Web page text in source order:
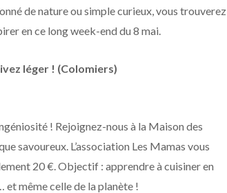
de nature ou simple curieux, vous trouverez
en ce long week-end du 8 mai.
léger ! (Colomiers)
! Rejoignez-nous à la Maison des
savoureux. L’association Les Mamas vous
20 €. Objectif : apprendre à cuisiner en
et même celle de la planète !